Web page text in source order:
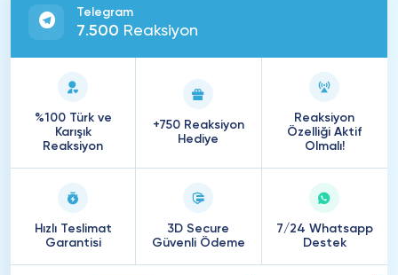
Telegram
7.500 Reaksiyon
%100 Türk ve
Karışık
Reaksiyon
+750 Reaksiyon
Hediye
Reaksiyon
Özelliği Aktif
Olmalı!
Hızlı Teslimat
Garantisi
3D Secure
Güvenli Ödeme
7/24 Whatsapp
Destek